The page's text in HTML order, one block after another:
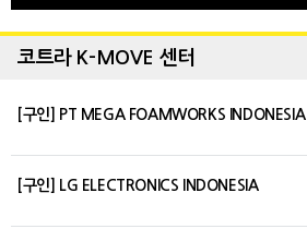
코트라 K-MOVE 센터
[구인] PT MEGA FOAMWORKS INDONESIA
[구인] LG ELECTRONICS INDONESIA